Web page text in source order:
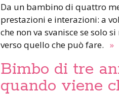
Da un bambino di quattro
prestazioni e interazioni: a
che non va svanisce se solo
verso quello che può fare. »
Bimbo di tre
quando viene